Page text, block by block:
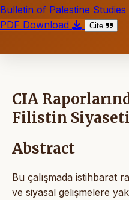
Bulletin of Palestine Studies
PDF Download
Cite
CIA
Filistin Siyaseti
Abstract
Bu çalışmada istihbarat
ve siyasal gelişmelere